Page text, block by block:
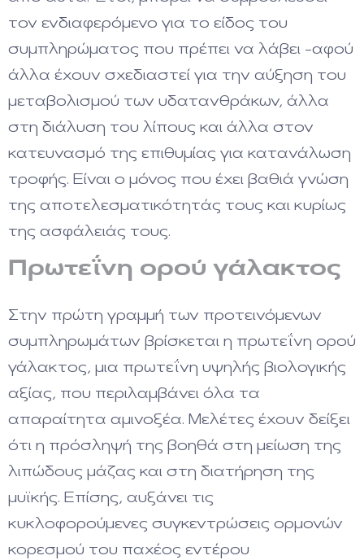
τον ενδιαφερόμενο για το είδος του
συμπληρώματος που πρέπει να λάβει -αφού
άλλα έχουν σχεδιαστεί για την αύξηση του
μεταβολισμού των υδατανθράκων, άλλα
στη διάλυση του λίπους και άλλα στον
κατευνασμό της επιθυμίας για κατανάλωση
τροφής. Είναι ο μόνος που έχει βαθιά γνώση
της αποτελεσματικότητάς τους και κυρίως
της ασφάλειάς τους.
Πρωτεΐνη ορού γάλακτος
Στην πρώτη γραμμή των προτεινόμενων
συμπληρωμάτων βρίσκεται η πρωτεΐνη ορού
γάλακτος, μια πρωτεΐνη υψηλής βιολογικής
αξίας, που περιλαμβάνει όλα τα
απαραίτητα αμινοξέα. Μελέτες έχουν δείξει
ότι η πρόσληψή της βοηθά στη μείωση της
λιπώδους μάζας και στη διατήρηση της
μυϊκής. Επίσης, αυξάνει τις
κυκλοφορούμενες συγκεντρώσεις ορμονών
κορεσμού του παχέος εντέρου